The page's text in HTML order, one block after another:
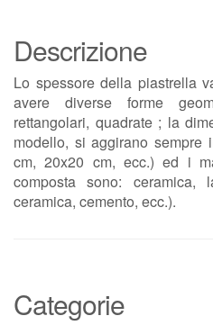
Descrizione
Lo spessore della piastrella
avere diverse forme
rettangolari, quadrate ; la
modello, si aggirano sempre
cm, 20x20 cm, ecc.) ed i
composta sono: ceramica,
ceramica, cemento, ecc.).
Categorie